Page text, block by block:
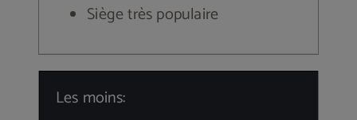
Siège très populaire
Les moins: